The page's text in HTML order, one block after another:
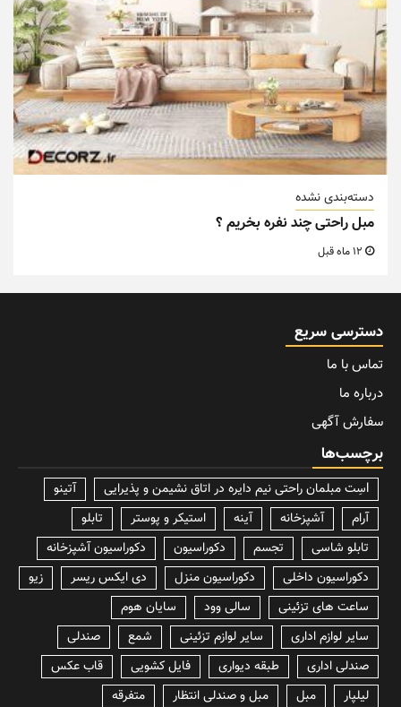
دسته‌بندی نشده
مبل راحتی چند نفره بخریم ؟
دسترسی سریع
تماس با ما
درباره ما
سفارش آگهی
برچسب‌ها
lسِت مبلمان راحتی نیم دایره در اتاق نشیمن و پذیرایی
آتینو
آرام
آشپزخانه آینه استیکر و پوستر
تابلو
تابلو شاسی
تجسم دکوراسیون
دکوراسیون آشپزخانه
دکوراسیون داخلی
دکوراسیون منزل دی ایکس ریسر
زیو
ساعت های تزئینی
سالی وود
سایان هوم
سایر لوازم اداری
سایر لوازم تزئینی شمع
صندلی
صندلی اداری
طبقه دیواری فایل کشویی
قاب عکس
لیلپار
مبل مبل و صندلی انتظار
متفرقه